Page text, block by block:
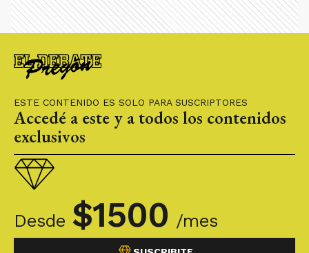
ESTE CONTENIDO ES SOLO PARA SUSCRIPTORES
Accedé a este y a todos los contenidos
exclusivos
Desde $1500 /mes